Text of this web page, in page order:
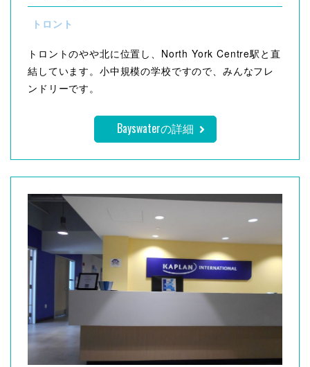
トロント
トロントのやや北に位置し、North York Centre駅と直
結しています。小中規模の学校ですので、みんなフレ
ンドリーです。
Bayswaterの詳細